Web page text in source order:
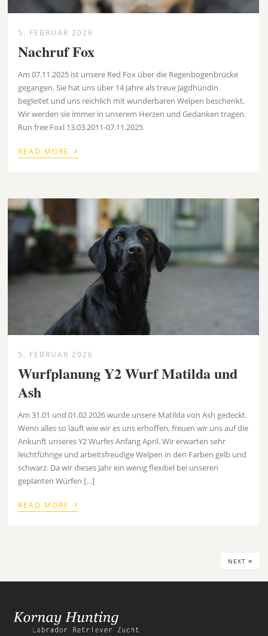
5. FEBRUAR 2026
Nachruf Fox
Am 07.11.2025 ist unsere Red Fox über die Regenbogenbrücke
gegangen. Sie hat uns über 14 Jahre als treue Jagdhündin
begleitet und uns reichlich mit wunderbaren Welpen beschenkt.
Wir werden sie immer in unserem Herzen und Gedanken tragen.
Run free Foxl 13.03.2011-07.11.2025
READ MORE ›
5. FEBRUAR 2026
Wurfplanung Y2 Wurf Matilda und
Ash
Am 31.01 und 01.02 2026 wurde unsere Matilda von Ash gedeckt.
Wenn alles so läuft wie wir es uns erhoffen, freuen wir uns auf die
Ankunft unseres Y2 Wurfes Anfang April. Wir erwarten sehr
leichtführige und arbeitsfreudige Welpen in den Farben gelb und
schwarz. Da wir dieses Jahr ein wenig flexibel bei unseren
geplanten Würfen […]
READ MORE ›
NEXT »